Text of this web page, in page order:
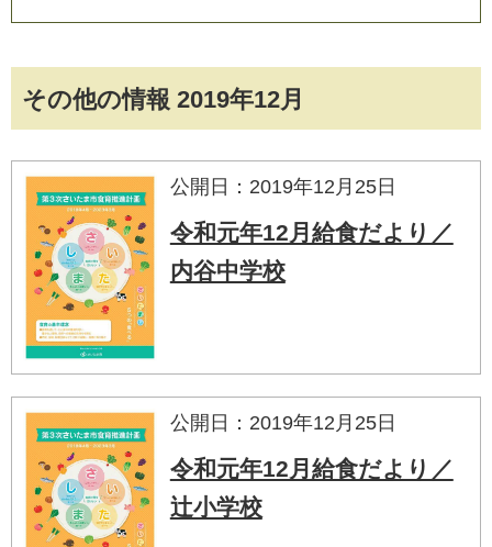
その他の情報 2019年12月
公開日：2019年12月25日
令和元年12月給食だより／
内谷中学校
公開日：2019年12月25日
令和元年12月給食だより／
辻小学校